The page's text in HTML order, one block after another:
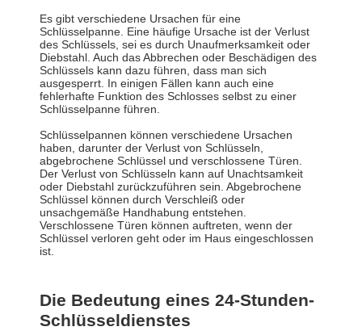
Es gibt verschiedene Ursachen für eine
Schlüsselpanne. Eine häufige Ursache ist der Verlust
des Schlüssels, sei es durch Unaufmerksamkeit oder
Diebstahl. Auch das Abbrechen oder Beschädigen des
Schlüssels kann dazu führen, dass man sich
ausgesperrt. In einigen Fällen kann auch eine
fehlerhafte Funktion des Schlosses selbst zu einer
Schlüsselpanne führen.
Schlüsselpannen können verschiedene Ursachen
haben, darunter der Verlust von Schlüsseln,
abgebrochene Schlüssel und verschlossene Türen.
Der Verlust von Schlüsseln kann auf Unachtsamkeit
oder Diebstahl zurückzuführen sein. Abgebrochene
Schlüssel können durch Verschleiß oder
unsachgemäße Handhabung entstehen.
Verschlossene Türen können auftreten, wenn der
Schlüssel verloren geht oder im Haus eingeschlossen
ist.
Die Bedeutung eines 24-Stunden-
Schlüsseldienstes